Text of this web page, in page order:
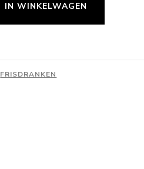
IN WINKELWAGEN
FRISDRANKEN